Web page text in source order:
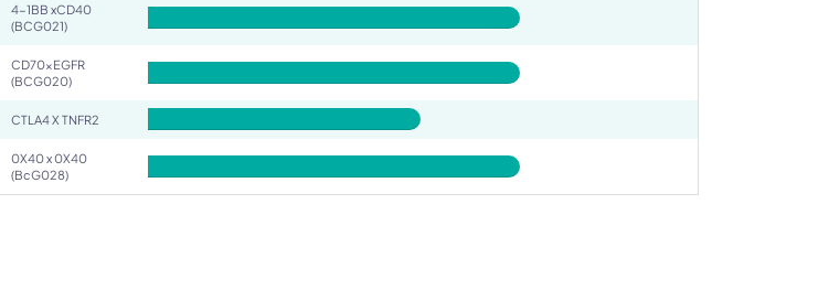
4-1BB xCD40
(BCG021)
CD70xEGFR
(BCG020)
CTLA4 X TNFR2
0X40 x 0X40
(BcG028)